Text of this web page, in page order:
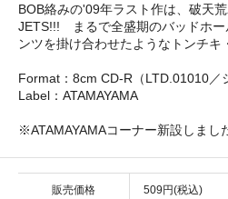
BOB絡みの'09年ラスト作は、破天
JETS!!! まるで全盛期のバッドホー
ンツを掛け合わせたようなトンチキ
Format：8cm CD-R（LTD.01010／
Label：ATAMAYAMA
※ATAMAYAMAコーナー新設しまし
販売価格 509円(税込)